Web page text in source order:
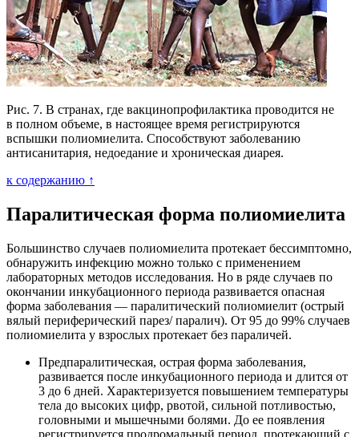
Рис. 7. В странах, где вакцинопрофилактика проводится не
в полном объеме, в настоящее время регистрируются
вспышки полиомиелита. Способствуют заболеванию
антисанитария, недоедание и хроническая диарея.
к содержанию ↑
Паралитическая форма полиомиелита
Большинство случаев полиомиелита протекает бессимптомно,
обнаружить инфекцию можно только с применением
лабораторных методов исследования. Но в ряде случаев по
окончании инкубационного периода развивается опасная
форма заболевания — паралитический полиомиелит (острый
вялый периферический парез/ паралич). От 95 до 99% случаев
полиомиелита у взрослых протекает без параличей.
Предпаралитическая, острая форма заболевания,
развивается после инкубационного периода и длится от
3 до 6 дней. Характеризуется повышением температуры
тела до высоких цифр, рвотой, сильной потливостью,
головными и мышечными болями. До ее появления
регистрируется продромальный период, протекающий с